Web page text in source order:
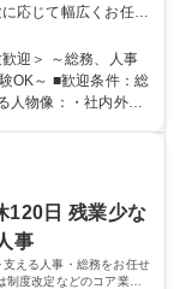
応じて幅広くお任せ
務所勤務ですが、
り・宿泊を伴う国内
助け合いながら、総
迎＞ ～総務、人事
OK～ ■歓迎条件：総
120日 残業少な
事
える人事・総務をお任せ
度改定などのコア業務